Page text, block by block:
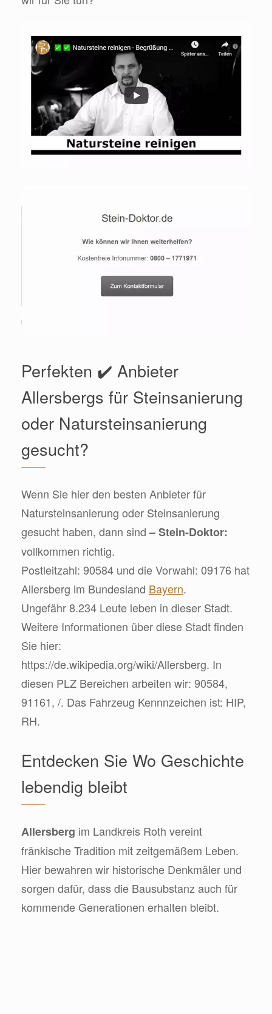
Perfekten ✔️ Anbieter
Allersbergs für Steinsanierung
oder Natursteinsanierung
gesucht?
Wenn Sie hier den besten Anbieter für
Natursteinsanierung oder Steinsanierung
gesucht haben, dann sind– Stein-Doktor:
vollkommen richtig.
Postleitzahl: 90584 und die Vorwahl: 09176 hat
Allersberg im Bundesland Bayern.
Ungefähr 8.234 Leute leben in dieser Stadt.
Weitere Informationen über diese Stadt finden
Sie hier:
https://de.wikipedia.org/wiki/Allersberg. In
diesen PLZ Bereichen arbeiten wir: 90584,
91161, /. Das Fahrzeug Kennnzeichen ist: HIP,
RH.
Entdecken Sie Wo Geschichte
lebendig bleibt
Allersberg im Landkreis Roth vereint
fränkische Tradition mit zeitgemäßem Leben.
Hier bewahren wir historische Denkmäler und
sorgen dafür, dass die Bausubstanz auch für
kommende Generationen erhalten bleibt.